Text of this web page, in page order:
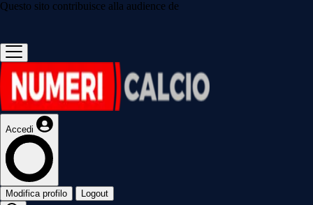
Questo sito contribuisce alla audience de
Accedi
Modifica profilo Logout